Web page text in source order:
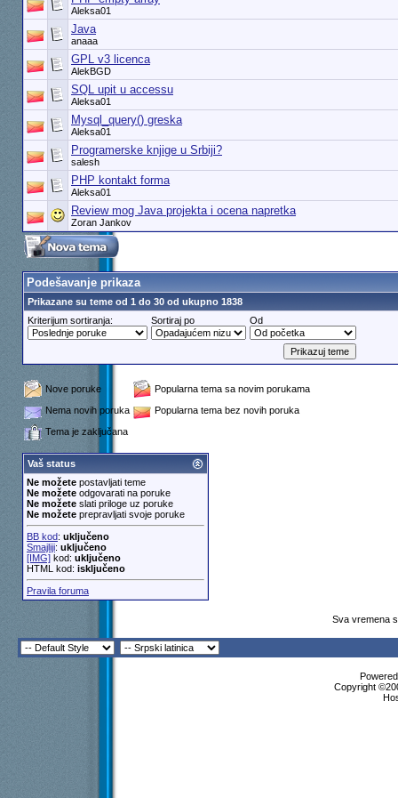
Aleksa01
Java
anaaa
GPL v3 licenca
AlekBGD
SQL upit u accessu
Aleksa01
Mysql_query() greska
Aleksa01
Programerske knjige u Srbiji?
salesh
PHP kontakt forma
Aleksa01
Review mog Java projekta i ocena napretka
Zoran Jankov
Podešavanje prikaza
Prikazane su teme od 1 do 30 od ukupno 1838
Kriterijum sortiranja:
Sortiraj po Od
Nove poruke
Popularna tema sa novim porukama
Nema novih poruka
Popularna tema bez novih poruka
Tema je zaključana
Vaš status
Ne možetepostavljati teme
Ne možeteodgovarati na poruke
Ne možeteslati priloge uz poruke
Ne možeteprepravljati svoje poruke
BB kod: uključeno
Smajliji: uključeno
[IMG]kod: uključeno
HTML kod: isključeno
Pravila foruma
Sva vremena
Copyright